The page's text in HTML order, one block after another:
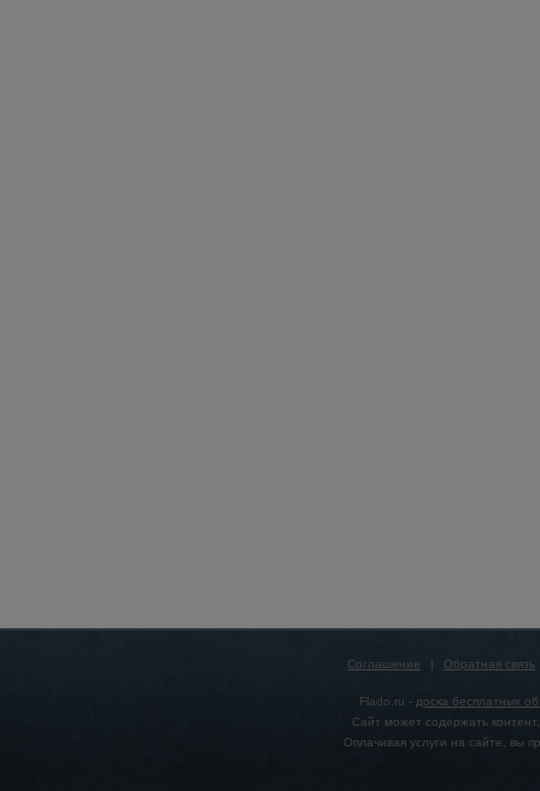
Соглашение | Обратная связь
Flado.ru - доска бесплатных
Сайт может содержать
Оплачивая услуги на сайте, вы